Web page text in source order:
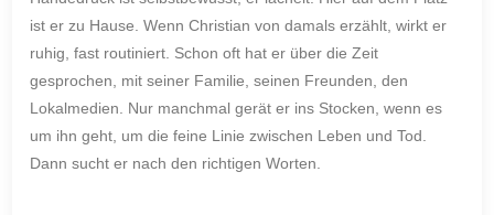
ist er zu Hause. Wenn Christian von damals erzählt, wirkt er
ruhig, fast routiniert. Schon oft hat er über die Zeit
gesprochen, mit seiner Familie, seinen Freunden, den
Lokalmedien. Nur manchmal gerät er ins Stocken, wenn es
um ihn geht, um die feine Linie zwischen Leben und Tod.
Dann sucht er nach den richtigen Worten.